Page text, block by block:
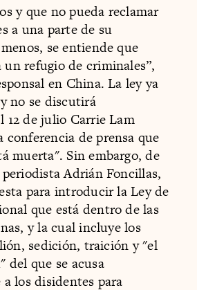
y que no pueda reclamar
a una parte de su
se entiende que
un refugio de criminales”,
en China. La ley ya
no se discutirá
12 de julio Carrie Lam
conferencia de prensa que
muerta". Sin embargo, de
Adrián Foncillas,
para introducir la Ley de
que está dentro de las
y la cual incluye los
sedición, traición y "el
del que se acusa
los disidentes para